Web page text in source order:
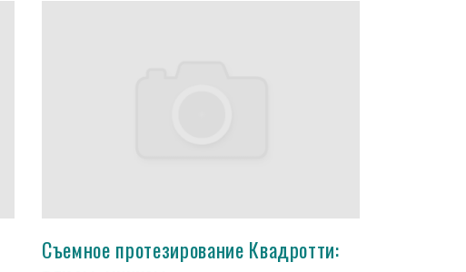
Съемное протезирование Квадротти: